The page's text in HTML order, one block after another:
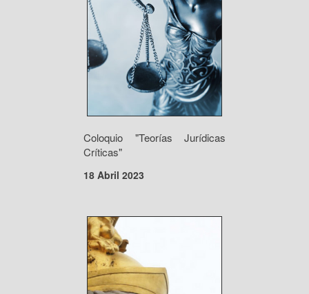
Coloquio "Teorías Jurídicas
Críticas"
18 Abril 2023